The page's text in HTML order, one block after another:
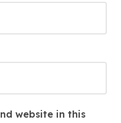
website in this